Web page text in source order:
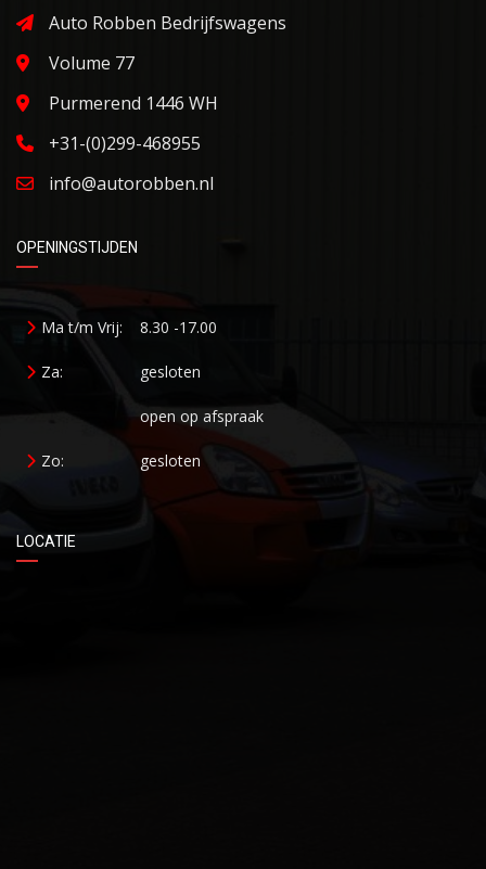
Auto Robben Bedrijfswagens
Volume 77
Purmerend 1446 WH
+31-(0)299-468955
info@autorobben.nl
OPENINGSTIJDEN
Ma t/m Vrij: 8.30 -17.00
Za: gesloten
open op afspraak
Zo: gesloten
LOCATIE